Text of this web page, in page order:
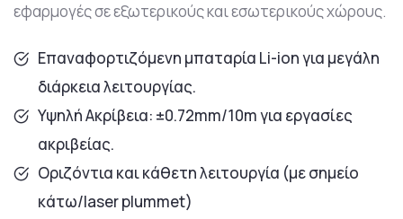
εφαρμογές σε εξωτερικούς και εσωτερικούς χώρους.
Επαναφορτιζόμενη μπαταρία Li-ion για μεγάλη
διάρκεια λειτουργίας.
Υψηλή Ακρίβεια: ±0.72mm/10m για εργασίες
ακριβείας.
Οριζόντια και κάθετη λειτουργία (με σημείο
κάτω/laser plummet)